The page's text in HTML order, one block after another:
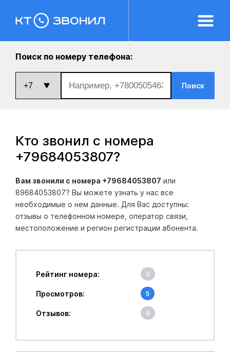
Поиск по номеру телефона:
Поиск
Кто звонил с номера
+79684053807?
Вам звонили с номера +79684053807 или
89684053807? Вы можете узнать у нас все
необходимые о нем данные. Для Вас доступны:
отзывы о телефонном номере, оператор связи,
местоположение и регион регистрации абонента.
Рейтинг номера: 0
Просмотров: 5
Отзывов: 0